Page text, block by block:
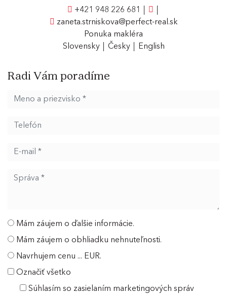
+421 948 226 681
zaneta.strniskova@perfect-real.sk
Ponuka makléra
Slovensky
Česky English
Radi Vám poradíme
Mám záujem o ďalšie informácie.
Mám záujem o obhliadku nehnuteľnosti.
Navrhujem cenu ... EUR.
Označiť všetko
Súhlasím so zasielaním marketingových správ